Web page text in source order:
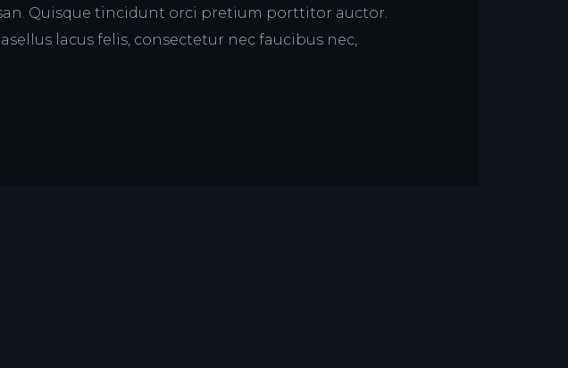
Quisque tincidunt orci pretium porttitor auctor.
lacus felis, consectetur nec faucibus nec,